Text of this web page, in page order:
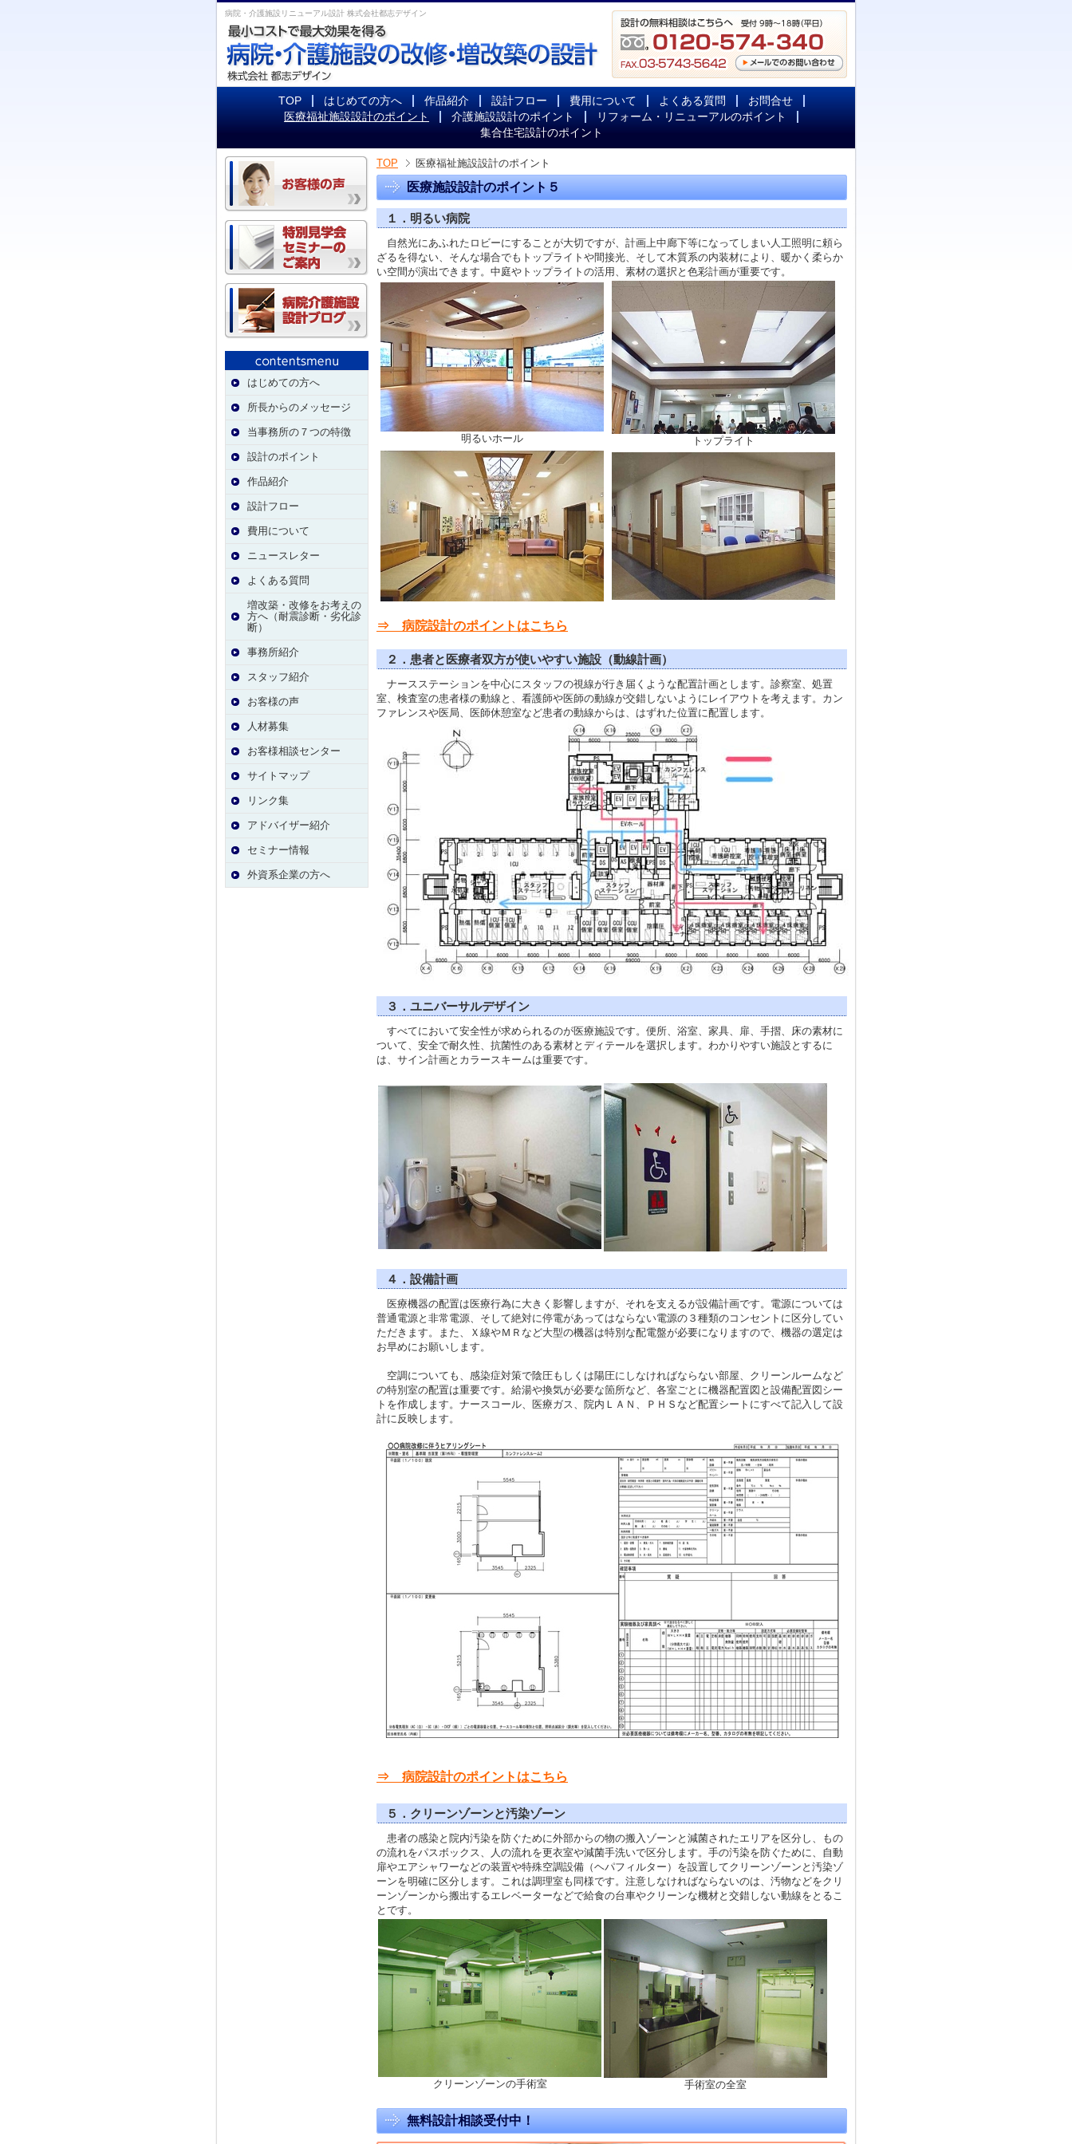
病院・介護施設リニューアル設計 株式会社都志デザイン
TOP はじめての方へ 作品紹介 設計フロー 費用について よくある質問
お問合せ
医療福祉施設設計のポイント
介護施設設計のポイント
リフォーム・リニューアルのポイント
集合住宅設計のポイント
TOP 医療福祉施設設計のポイント
医療施設設計のポイント５
１．明るい病院
自然光にあふれたロビーにすることが大切ですが、計画上中廊下等になってしまい人工照明に頼ら
ざるを得ない、そんな場合でもトップライトや間接光、そして木質系の内装材により、暖かく柔らか
い空間が演出できます。中庭やトップライトの活用、素材の選択と色彩計画が重要です。
明るいホール トップライト
⇒ 病院設計のポイントはこちら
２．患者と医療者双方が使いやすい施設（動線計画）
ナースステーションを中心にスタッフの視線が行き届くような配置計画とします。診察室、処置
室、検査室の患者様の動線と、看護師や医師の動線が交錯しないようにレイアウトを考えます。カン
ファレンスや医局、医師休憩室など患者の動線からは、はずれた位置に配置します。
３．ユニバーサルデザイン
すべてにおいて安全性が求められるのが医療施設です。便所、浴室、家具、扉、手摺、床の素材に
ついて、安全で耐久性、抗菌性のある素材とディテールを選択します。わかりやすい施設とするに
は、サイン計画とカラースキームは重要です。
４．設備計画
医療機器の配置は医療行為に大きく影響しますが、それを支えるが設備計画です。電源については
普通電源と非常電源、そして絶対に停電があってはならない電源の３種類のコンセントに区分してい
ただきます。また、Ｘ線やＭＲなど大型の機器は特別な配電盤が必要になりますので、機器の選定は
お早めにお願いします。
空調についても、感染症対策で陰圧もしくは陽圧にしなければならない部屋、クリーンルームなど
の特別室の配置は重要です。給湯や換気が必要な箇所など、各室ごとに機器配置図と設備配置図シー
トを作成します。ナースコール、医療ガス、院内ＬＡＮ、ＰＨＳなど配置シートにすべて記入して設
計に反映します。
⇒ 病院設計のポイントはこちら
５．クリーンゾーンと汚染ゾーン
患者の感染と院内汚染を防ぐために外部からの物の搬入ゾーンと減菌されたエリアを区分し、もの
の流れをパスボックス、人の流れを更衣室や減菌手洗いで区分します。手の汚染を防ぐために、自動
扉やエアシャワーなどの装置や特殊空調設備（ヘパフィルター）を設置してクリーンゾーンと汚染ゾ
ーンを明確に区分します。これは調理室も同様です。注意しなければならないのは、汚物などをクリ
ーンゾーンから搬出するエレベーターなどで給食の台車やクリーンな機材と交錯しない動線をとるこ
とです。
クリーンゾーンの手術室 手術室の全室
無料設計相談受付中！
はじめての方へ
所長からのメッセージ
当事務所の７つの特徴
設計のポイント
作品紹介
設計フロー
費用について
ニュースレター
よくある質問
増改築・改修をお考えの
方へ（耐震診断・劣化診
断）
事務所紹介
スタッフ紹介
お客様の声
人材募集
お客様相談センター
サイトマップ
リンク集
アドバイザー紹介
セミナー情報
外資系企業の方へ